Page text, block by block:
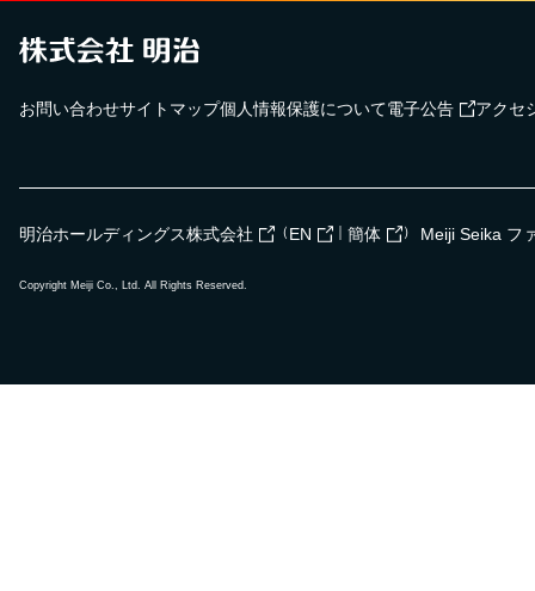
お問い合わせサイトマップ個人情報保護について電子公告 アクセ
明治ホールディングス株式会社 （ EN ｜ 簡体 ） Meiji Seika フ
Copyright Meiji Co., Ltd. All Rights Reserved.